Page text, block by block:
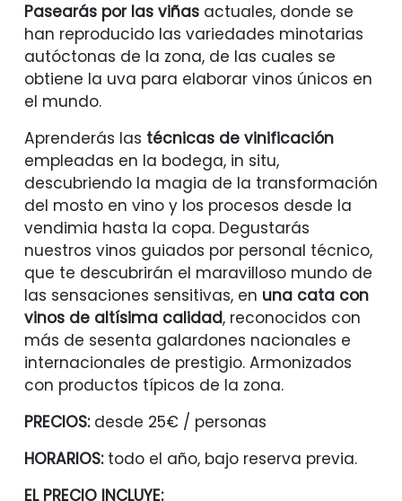
Pasearás por las viñas actuales, donde se
han reproducido las variedades minotarias
autóctonas de la zona, de las cuales se
obtiene la uva para elaborar vinos únicos en
el mundo.
Aprenderás las técnicas de vinificación
empleadas en la bodega, in situ,
descubriendo la magia de la transformación
del mosto en vino y los procesos desde la
vendimia hasta la copa. Degustarás
nuestros vinos guiados por personal técnico,
que te descubrirán el maravilloso mundo de
las sensaciones sensitivas, en una cata con
vinos de altísima calidad, reconocidos con
más de sesenta galardones nacionales e
internacionales de prestigio. Armonizados
con productos típicos de la zona.
PRECIOS: desde 25€ / personas
HORARIOS: todo el año, bajo reserva previa.
EL PRECIO INCLUYE: